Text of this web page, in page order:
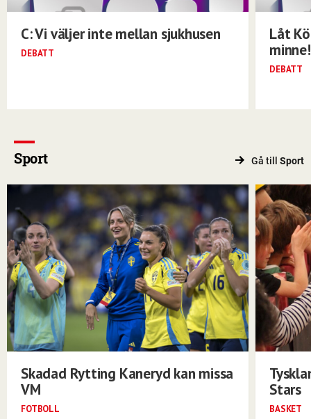
C: Vi väljer inte mellan sjukhusen
DEBATT
Låt
minne!
DEBATT
Sport Gå till Sport
Skadad Rytting Kaneryd kan missa
VM
FOTBOLL
Stars
BASKET